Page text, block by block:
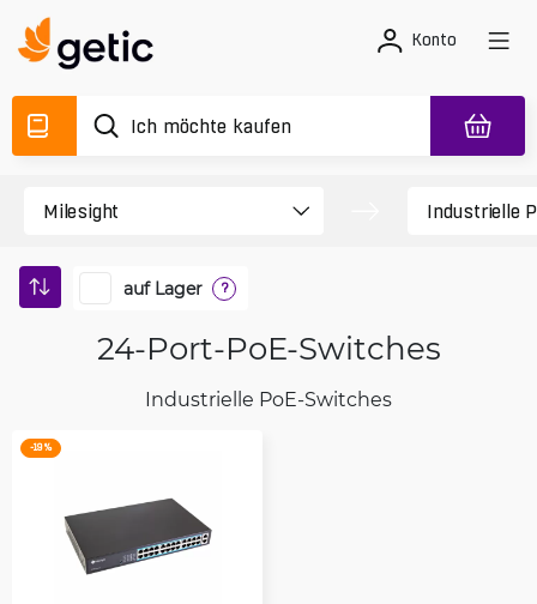
Konto
auf Lager ?
24-Port-PoE-Switches
Industrielle PoE-Switches
-19 %